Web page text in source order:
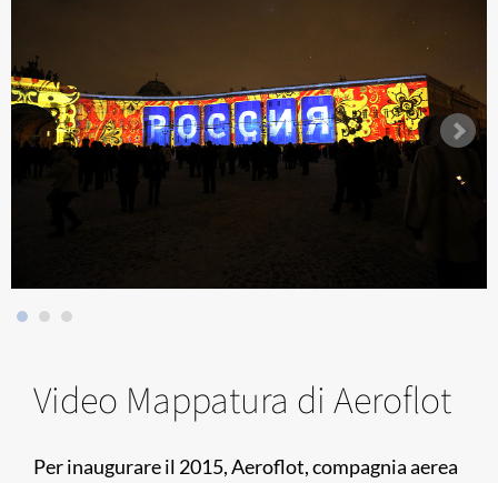
Video Mappatura di Aeroflot
Per inaugurare il 2015, Aeroflot, compagnia aerea